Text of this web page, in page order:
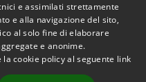
Copyright © 2026 • Comune di
San Giorgio Bigarello •
e assimilati strettamente
e alla navigazione del sito,
al solo fine di elaborare
e anonime.
cookie policy al seguente link